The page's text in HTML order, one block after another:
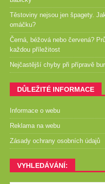
Těstoviny nejsou jen špagety.
omáčku?
Černá, béžová nebo červená?
každou příležitost
Nejčastější chyby při přípravě
DŮLEŽITÉ INFORMACE
Informace o webu
Reklama na webu
Zásady ochrany osobních údajů
VYHLEDÁVÁNÍ: